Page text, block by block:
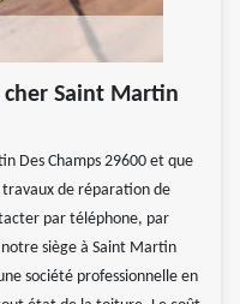
Saint Martin
Des Champs 29600 et que
travaux de réparation de
par téléphone, par
siège à Saint Martin
société professionnelle en